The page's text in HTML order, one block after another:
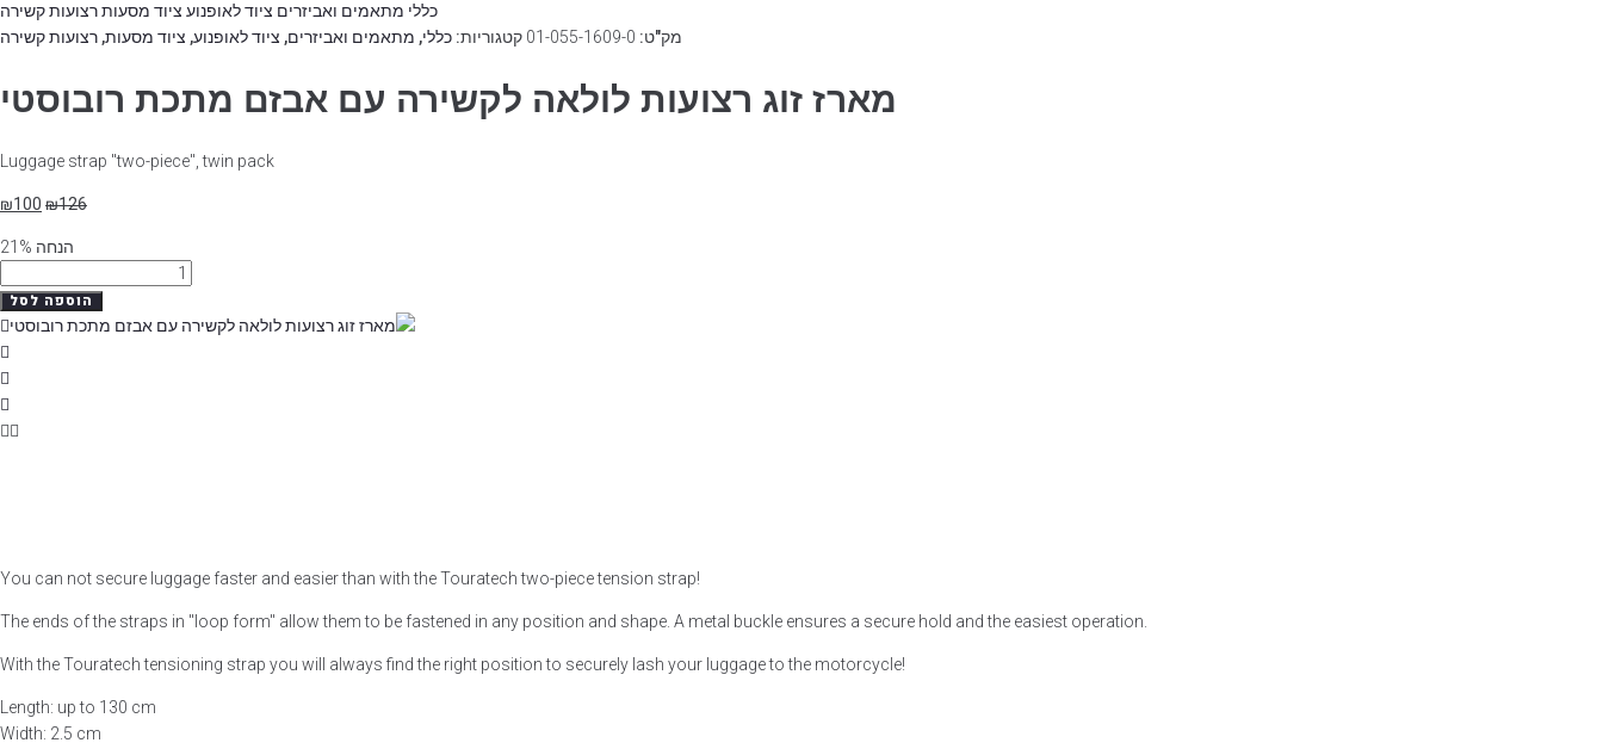
כללי מתאמים ואביזרים ציוד לאופנוע ציוד מסעותרצועות קשירה
מק"ט: 01-055-1609-0 קטגוריות: כללי, מתאמים ואביזרים, ציוד לאופנוע, ציוד מסעות, רצועות קשירה
מארז זוג רצועות לולאה לקשירה עם אבזם מתכת רובוסטי
Luggage strap "two-piece", twin pack
₪126
₪100
הנחה 21%
כמות
מארז
הוספה לסל
You can not secure luggage faster and easier than with the Touratech two-piece tension strap!
The ends of the straps in "loop form" allow them to be fastened in any position and shape. A metal buckle ensures a secure hold and the easiest operation.
With the Touratech tensioning strap you will always find the right position to securely lash your luggage to the motorcycle!
Length: up to 130 cm
Width: 2.5 cm